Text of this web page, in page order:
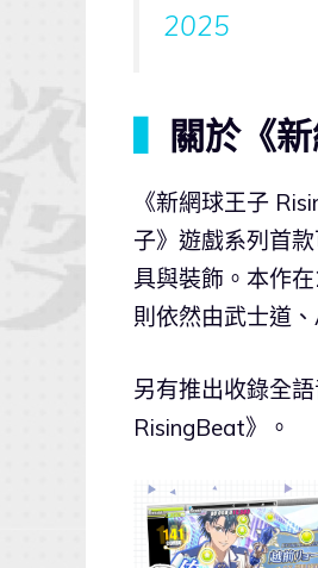
2025
關於《
《新網球王子
子》遊戲系列首
具與裝飾。本作
則依然由武士道
另有推出收錄全
RisingBeat》。